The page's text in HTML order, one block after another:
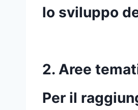
lo sviluppo
2. Aree
Per il